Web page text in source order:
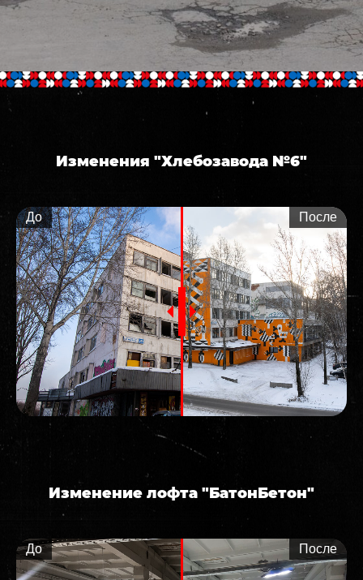
Изменения "Хлебозавода №6"
До После
Изменение лофта "БатонБетон"
До После